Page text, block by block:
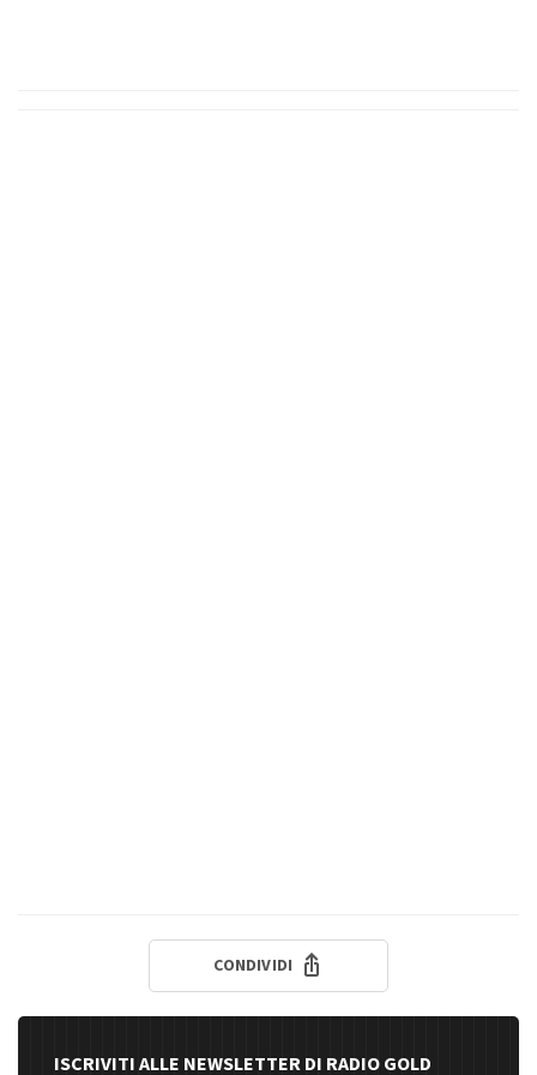
CONDIVIDI
ISCRIVITI ALLE NEWSLETTER DI RADIO GOLD